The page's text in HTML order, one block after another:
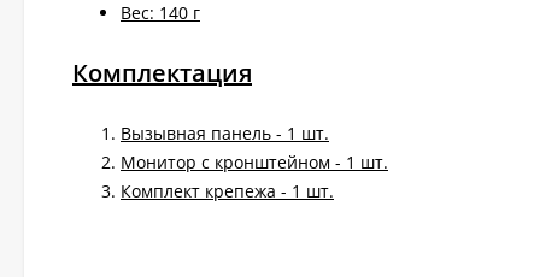
Вес: 140 г
Комплектация
Вызывная панель - 1 шт.
Монитор с кронштейном - 1 шт.
Комплект крепежа - 1 шт.